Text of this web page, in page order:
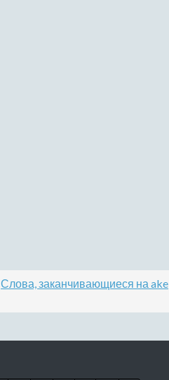
Слова, заканчивающиеся на ake